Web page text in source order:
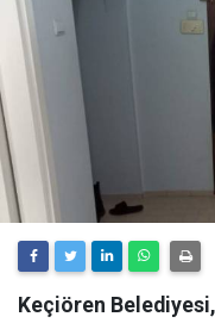
Keçiören